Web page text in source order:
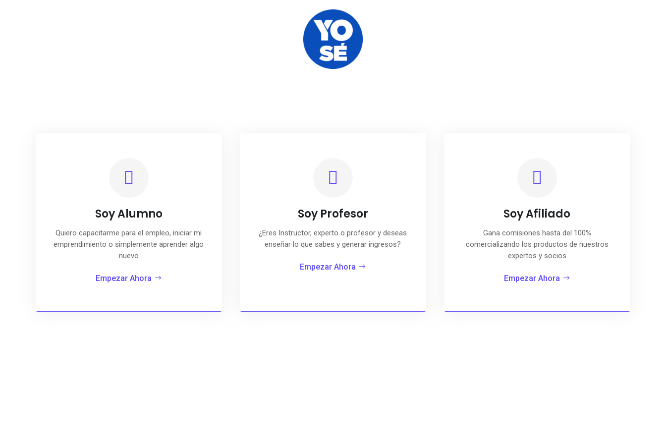

Soy Alumno
Quiero capacitarme para el empleo, iniciar mi
emprendimiento o simplemente aprender algo
nuevo
Empezar Ahora

Soy Profesor
¿Eres Instructor, experto o profesor y deseas
enseñar lo que sabes y generar ingresos?
Empezar Ahora

Soy Afiliado
Gana comisiones hasta del 100%
comercializando los productos de nuestros
expertos y socios
Empezar Ahora